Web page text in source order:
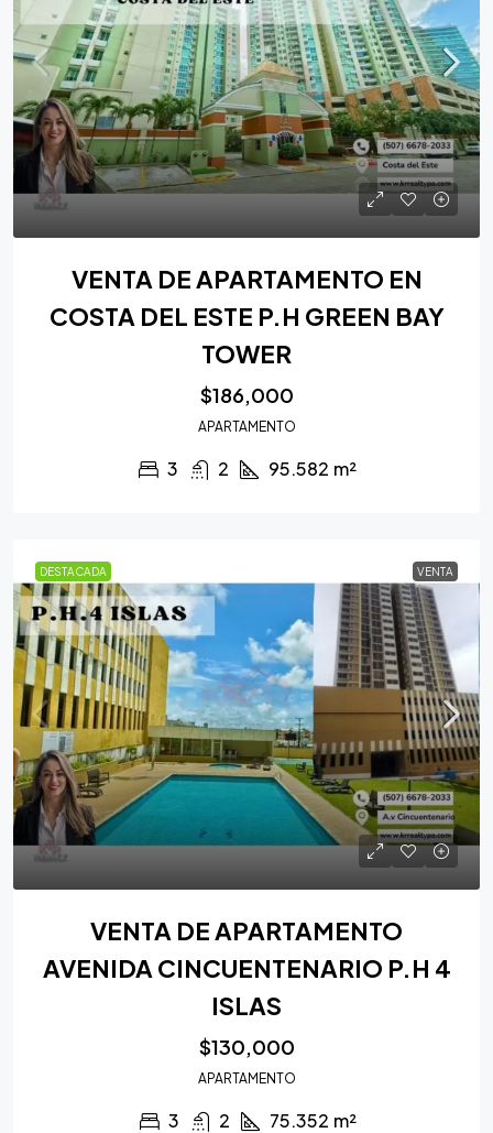
VENTA DE APARTAMENTO EN
COSTA DEL ESTE P.H GREEN BAY
TOWER
$186,000
APARTAMENTO
3 2 95.582 m²
DESTACADA VENTA
VENTA DE APARTAMENTO
AVENIDA CINCUENTENARIO P.H 4
ISLAS
$130,000
APARTAMENTO
3 2 75.352 m²